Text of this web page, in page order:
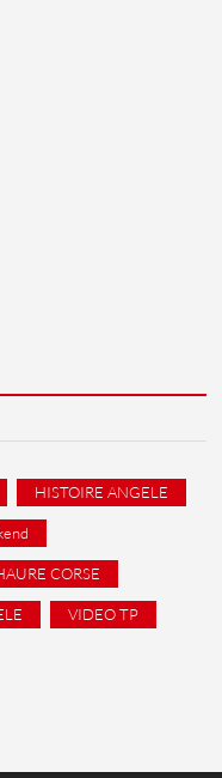
HISTOIRE ANGELE
CORSE
VIDEO TP